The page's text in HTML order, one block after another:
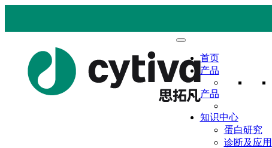
首页
产品
产品
知识中心
蛋白研究
诊断及应用